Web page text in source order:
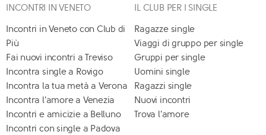
INCONTRI IN VENETO
Incontri in Veneto con Club di
Più
Fai nuovi incontri a Treviso
Incontra single a Rovigo
Incontra la tua metà a Verona
Incontra l'amore a Venezia
Incontri e amicizie a Belluno
Incontri con single a Padova
IL CLUB PER I SINGLE
Ragazze single
Viaggi di gruppo per single
Gruppi per single
Uomini single
Ragazzi single
Nuovi incontri
Trova l'amore